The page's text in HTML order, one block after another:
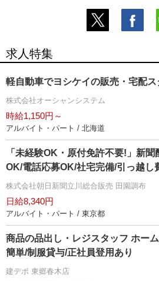
求人特集
軽自動車でヨシケイの販売・宅配ス
株式会社オーシャンシステム
時給1,150円～
アルバイト・パート / 北海道
「未経験OK・原付免許不要!」新
OK/電話応募OK/社宅完備/引っ越し
株式会社朝日新聞立川総合販売 田園調布
日給8,340円
アルバイト・パート / 東京都
商品の品出し・レジスタッフ ホー
簡単/制服貸与/正社員登用あり
建デポ 東郷春木店